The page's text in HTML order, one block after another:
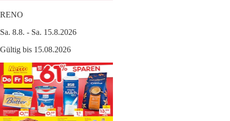
RENO
Sa. 8.8. - Sa. 15.8.2026
Gültig bis 15.08.2026